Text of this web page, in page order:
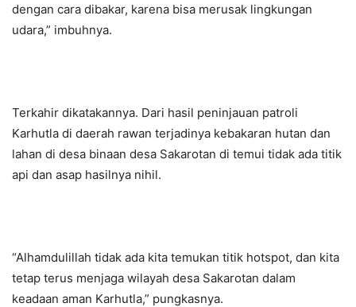
dengan cara dibakar, karena bisa merusak lingkungan
udara,” imbuhnya.
Terkahir dikatakannya. Dari hasil peninjauan patroli
Karhutla di daerah rawan terjadinya kebakaran hutan dan
lahan di desa binaan desa Sakarotan di temui tidak ada titik
api dan asap hasilnya nihil.
“Alhamdulillah tidak ada kita temukan titik hotspot, dan kita
tetap terus menjaga wilayah desa Sakarotan dalam
keadaan aman Karhutla,” pungkasnya.